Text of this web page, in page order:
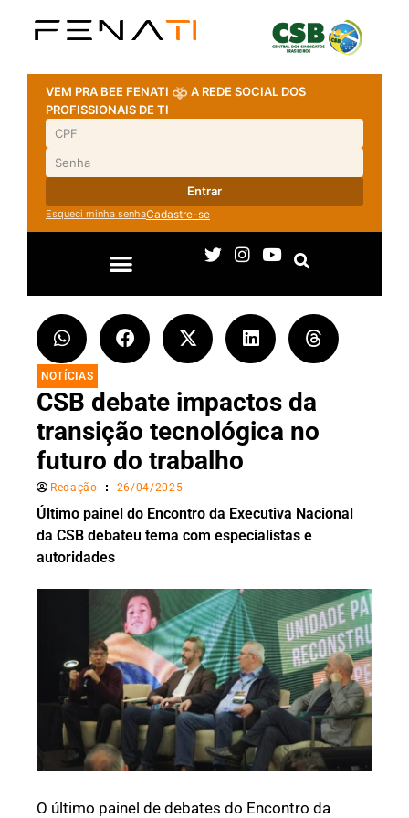
VEM PRA BEE FENATI
A REDE SOCIAL DOS
PROFISSIONAIS DE TI
Entrar
Esqueci minha senhaCadastre-se
NOTÍCIAS
CSB debate impactos da
transição tecnológica no
futuro do trabalho
Redação 26/04/2025
Último painel do Encontro da Executiva Nacional
da CSB debateu tema com especialistas e
autoridades
O último painel de debates do Encontro da